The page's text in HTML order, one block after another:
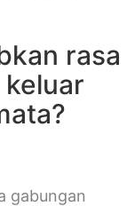
rasa
gabungan